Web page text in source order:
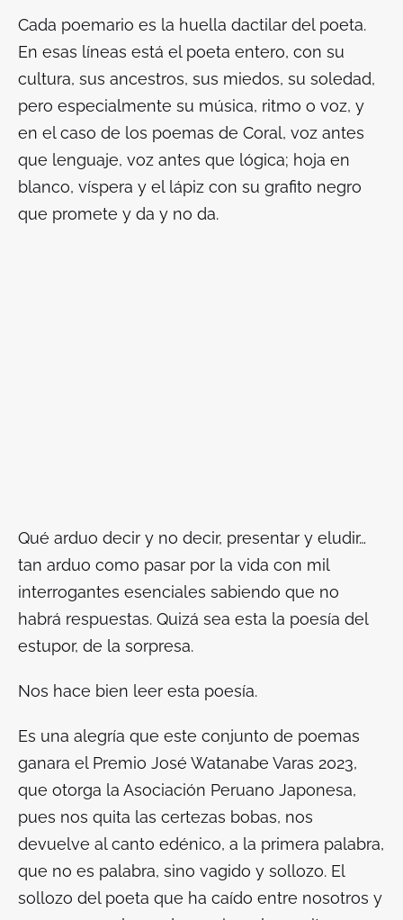
Cada poemario es la huella dactilar del poeta.
En esas líneas está el poeta entero, con su
cultura, sus ancestros, sus miedos, su soledad,
pero especialmente su música, ritmo o voz, y
en el caso de los poemas de Coral, voz antes
que lenguaje, voz antes que lógica; hoja en
blanco, víspera y el lápiz con su grafito negro
que promete y da y no da.
Qué arduo decir y no decir, presentar y eludir…
tan arduo como pasar por la vida con mil
interrogantes esenciales sabiendo que no
habrá respuestas. Quizá sea esta la poesía del
estupor, de la sorpresa.
Nos hace bien leer esta poesía.
Es una alegría que este conjunto de poemas
ganara el Premio José Watanabe Varas 2023,
que otorga la Asociación Peruano Japonesa,
pues nos quita las certezas bobas, nos
devuelve al canto edénico, a la primera palabra,
que no es palabra, sino vagido y sollozo. El
sollozo del poeta que ha caído entre nosotros y